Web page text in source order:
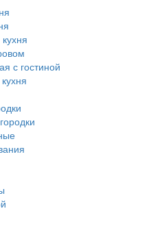
с гостиной